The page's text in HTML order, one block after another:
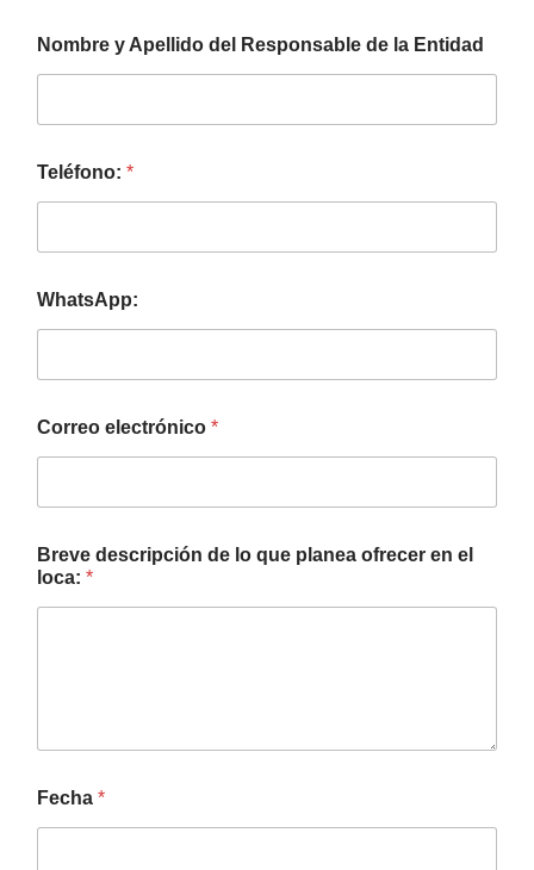
Nombre y Apellido del Responsable de la Entidad
Teléfono: *
WhatsApp:
Correo electrónico *
Breve descripción de lo que planea ofrecer en el
loca: *
Fecha *